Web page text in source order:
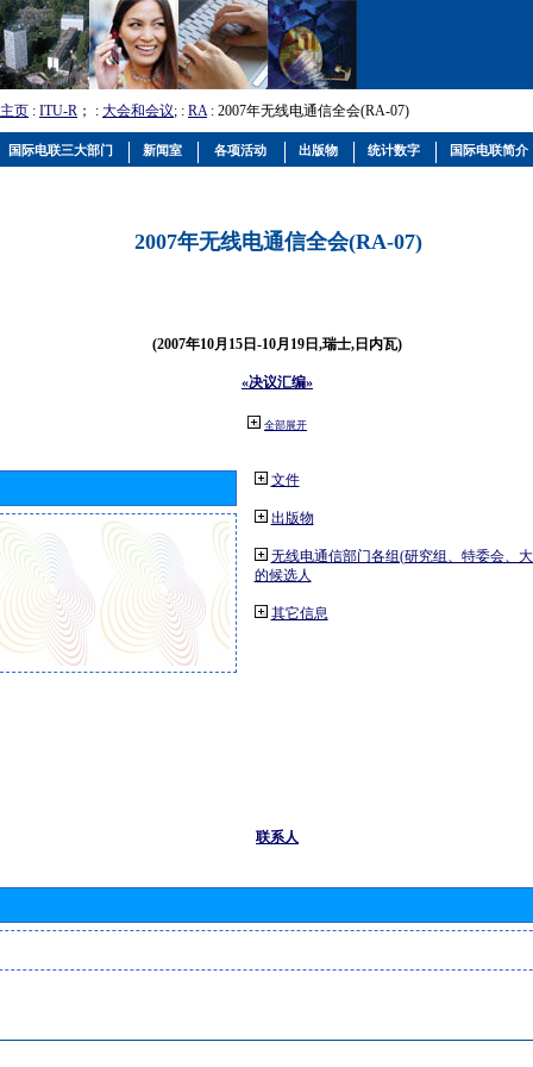
主页 : ITU-R ； : 大会和会议; : RA: 2007年无线电通信全会(RA-07)
2007年无线电通信全会(RA-07)
(2007年10月15日-10月19日,瑞士,日内瓦)
«决议汇编»
全部展开
文件
出版物
无线电通信部门各组(研究组、特委会、
的候选人
其它信息
联系人
国际电联三大部门 新闻室 各项活动 出版物 统计数字 国际电联简介